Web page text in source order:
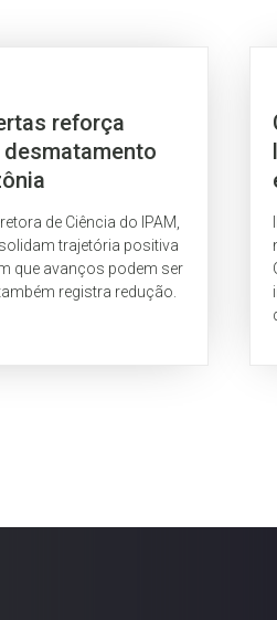
reforça
de Ciência do IPAM,
trajetória positiva
que avanços podem ser
registra redução.